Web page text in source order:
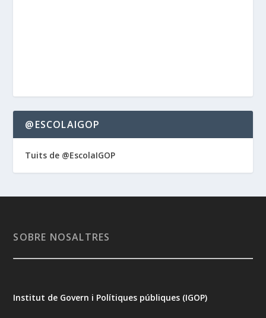
@ESCOLAIGOP
Tuits de @EscolaIGOP
SOBRE NOSALTRES
Institut de Govern i Polítiques públiques (IGOP)